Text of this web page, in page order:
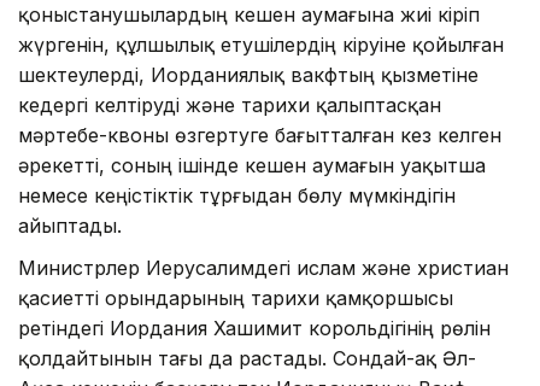
қоныстанушылардың кешен аумағына жиі кіріп
жүргенін, құлшылық етушілердің кіруіне қойылған
шектеулерді, Иорданиялық вакфтың қызметіне
кедергі келтіруді және тарихи қалыптасқан
мәртебе-квоны өзгертуге бағытталған кез келген
әрекетті, соның ішінде кешен аумағын уақытша
немесе кеңістіктік тұрғыдан бөлу мүмкіндігін
айыптады.
Министрлер Иерусалимдегі ислам және христиан
қасиетті орындарының тарихи қамқоршысы
ретіндегі Иордания Хашимит корольдігінің рөлін
қолдайтынын тағы да растады. Сондай-ақ Әл-